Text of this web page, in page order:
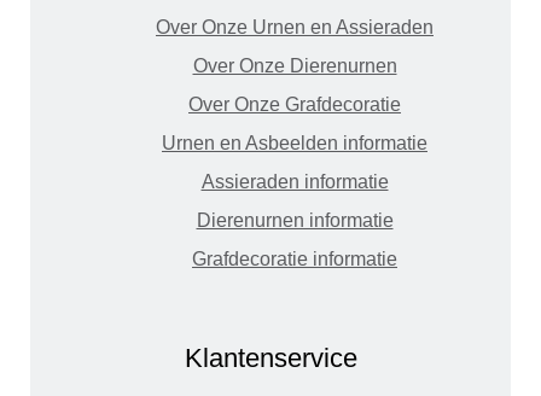
Over Onze Urnen en Assieraden
Over Onze Dierenurnen
Over Onze Grafdecoratie
Urnen en Asbeelden informatie
Assieraden informatie
Dierenurnen informatie
Grafdecoratie informatie
Klantenservice